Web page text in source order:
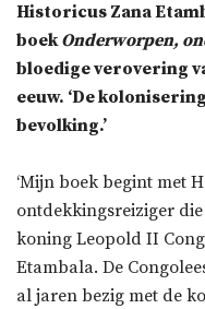
Historicus Zana
boekOnderworpen,
bloedige verovering
eeuw. ‘De
bevolking.’
‘Mijn boek begint met
ontdekkingsreiziger
koning Leopold II
Etambala. De
al jaren bezig met de